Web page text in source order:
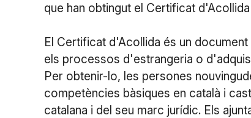
que han obtingut el Certificat
El Certificat d'Acollida és un
els processos d'estrangeria o
Per obtenir-lo, les persones
competències bàsiques en català i
catalana i del seu marc jurídic. Els